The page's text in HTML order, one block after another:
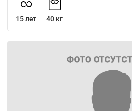
15 лет 40 кг